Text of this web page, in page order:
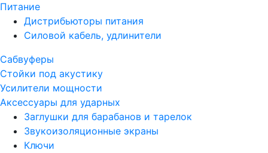
Питание
Дистрибьюторы питания
Силовой кабель, удлинители
Сабвуферы
Стойки под акустику
Усилители мощности
Аксессуары для ударных
Заглушки для барабанов и тарелок
Звукоизоляционные экраны
Ключи